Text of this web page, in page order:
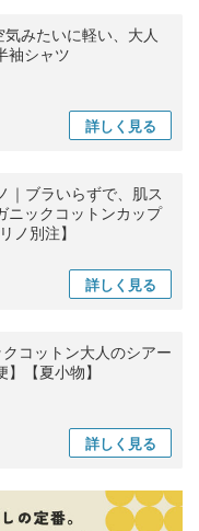
みたいに軽い、大人
袖シャツ
詳しく 見る
｜ブラいらずで、肌ス
ニックコットンカップ
ノ別注】
詳しく 見る
コットン大人のシアー
【夏小物】
詳しく 見る